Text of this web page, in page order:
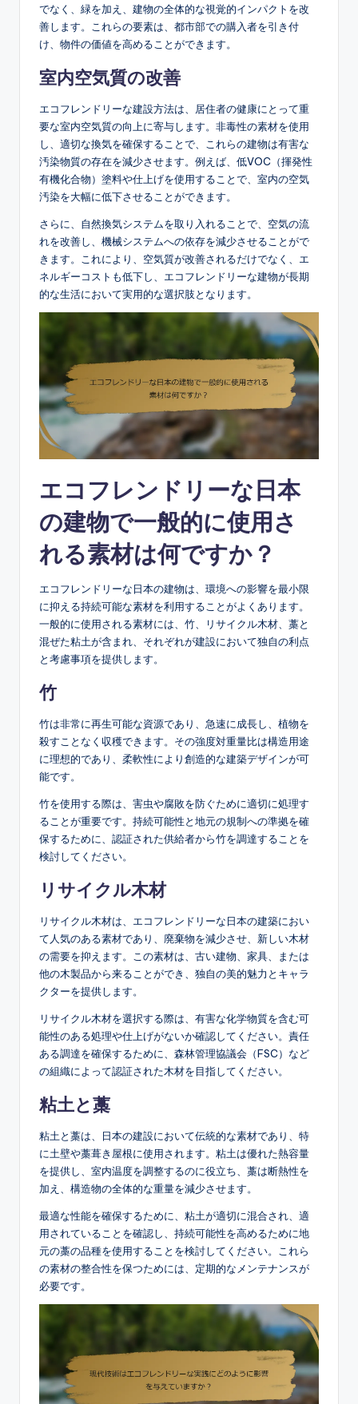
でなく、緑を加え、建物の全体的な視覚的インパクトを改
善します。これらの要素は、都市部での購入者を引き付
け、物件の価値を高めることができます。
室内空気質の改善
エコフレンドリーな建設方法は、居住者の健康にとって重
要な室内空気質の向上に寄与します。非毒性の素材を使用
し、適切な換気を確保することで、これらの建物は有害な
汚染物質の存在を減少させます。例えば、低VOC（揮発性
有機化合物）塗料や仕上げを使用することで、室内の空気
汚染を大幅に低下させることができます。
さらに、自然換気システムを取り入れることで、空気の流
れを改善し、機械システムへの依存を減少させることがで
きます。これにより、空気質が改善されるだけでなく、エ
ネルギーコストも低下し、エコフレンドリーな建物が長期
的な生活において実用的な選択肢となります。
エコフレンドリーな日本
の建物で一般的に使用さ
れる素材は何ですか？
エコフレンドリーな日本の建物は、環境への影響を最小限
に抑える持続可能な素材を利用することがよくあります。
一般的に使用される素材には、竹、リサイクル木材、藁と
混ぜた粘土が含まれ、それぞれが建設において独自の利点
と考慮事項を提供します。
竹
竹は非常に再生可能な資源であり、急速に成長し、植物を
殺すことなく収穫できます。その強度対重量比は構造用途
に理想的であり、柔軟性により創造的な建築デザインが可
能です。
竹を使用する際は、害虫や腐敗を防ぐために適切に処理す
ることが重要です。持続可能性と地元の規制への準拠を確
保するために、認証された供給者から竹を調達することを
検討してください。
リサイクル木材
リサイクル木材は、エコフレンドリーな日本の建築におい
て人気のある素材であり、廃棄物を減少させ、新しい木材
の需要を抑えます。この素材は、古い建物、家具、または
他の木製品から来ることができ、独自の美的魅力とキャラ
クターを提供します。
リサイクル木材を選択する際は、有害な化学物質を含む可
能性のある処理や仕上げがないか確認してください。責任
ある調達を確保するために、森林管理協議会（FSC）など
の組織によって認証された木材を目指してください。
粘土と藁
粘土と藁は、日本の建設において伝統的な素材であり、特
に土壁や藁葺き屋根に使用されます。粘土は優れた熱容量
を提供し、室内温度を調整するのに役立ち、藁は断熱性を
加え、構造物の全体的な重量を減少させます。
最適な性能を確保するために、粘土が適切に混合され、適
用されていることを確認し、持続可能性を高めるために地
元の藁の品種を使用することを検討してください。これら
の素材の整合性を保つためには、定期的なメンテナンスが
必要です。